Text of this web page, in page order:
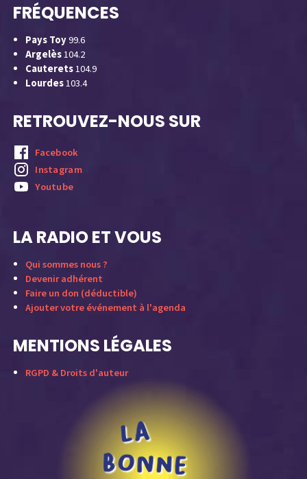
FRÉQUENCES
Pays Toy99.6
Argelès104.2
Cauterets104.9
Lourdes103.4
RETROUVEZ-NOUS SUR
Facebook
Instagram
Youtube
LA RADIO ET VOUS
Qui sommes nous ?
Devenir adhérent
Faire un don (déductible)
Ajouter votre événement à l'agenda
MENTIONS LÉGALES
RGPD & Droits d'auteur